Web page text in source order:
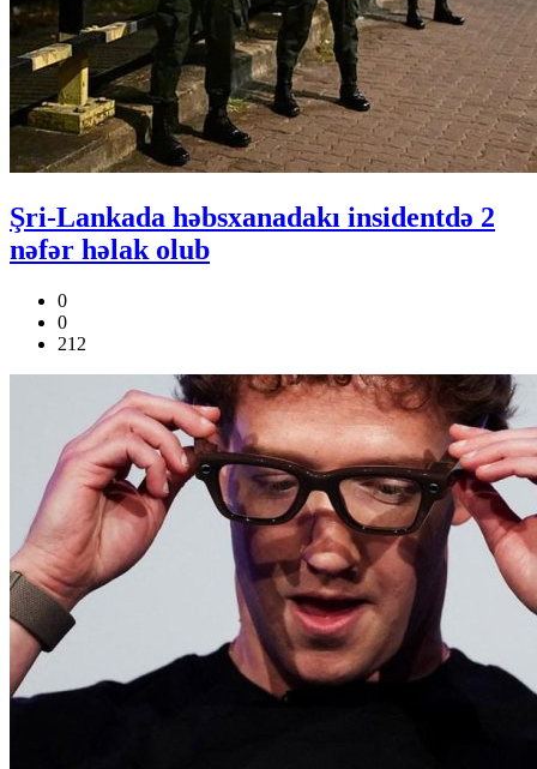
Şri-Lankada həbsxanadakı insidentdə 2
nəfər həlak olub
0
0
212